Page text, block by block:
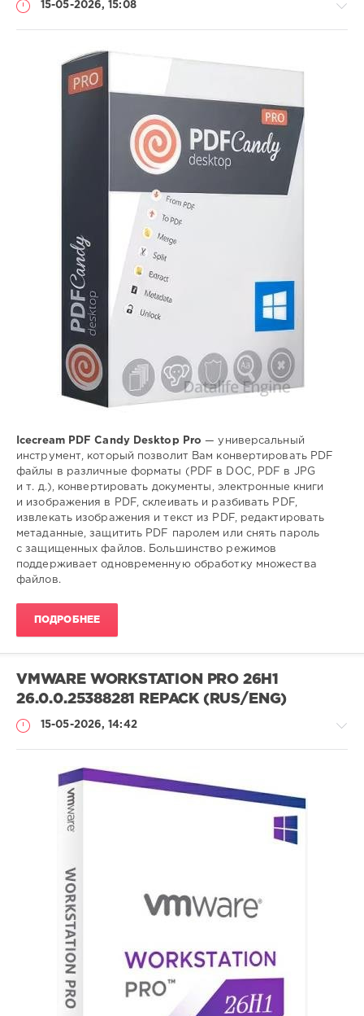
15-05-2026, 15:08
Софт
Icecream PDF Candy Desktop Pro — универсальный
инструмент, который позволит Вам конвертировать PDF
файлы в различные форматы (PDF в DOC, PDF в JPG
и т. д.), конвертировать документы, электронные книги
и изображения в PDF, склеивать и разбивать PDF,
извлекать изображения и текст из PDF, редактировать
метаданные, защитить PDF паролем или снять пароль
с защищенных файлов. Большинство режимов
поддерживает одновременную обработку множества
файлов.
ПОДРОБНЕЕ
VMWARE WORKSTATION PRO 26H1
26.0.0.25388281 REPACK (RUS/ENG)
15-05-2026, 14:42
Софт
виртуальная
машина
система